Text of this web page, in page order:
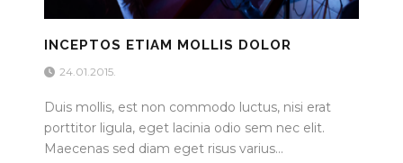
INCEPTOS ETIAM MOLLIS DOLOR
24.01.2015.
Duis mollis, est non commodo luctus, nisi erat
porttitor ligula, eget lacinia odio sem nec elit.
Maecenas sed diam eget risus varius...